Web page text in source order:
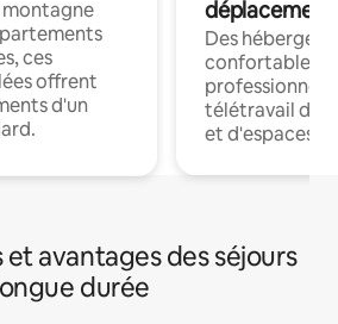
montagne
ces
offrent
d'un
déplacement
Des
confortables
professionnels
télétravail
et d'espaces
avantages des séjours
durée